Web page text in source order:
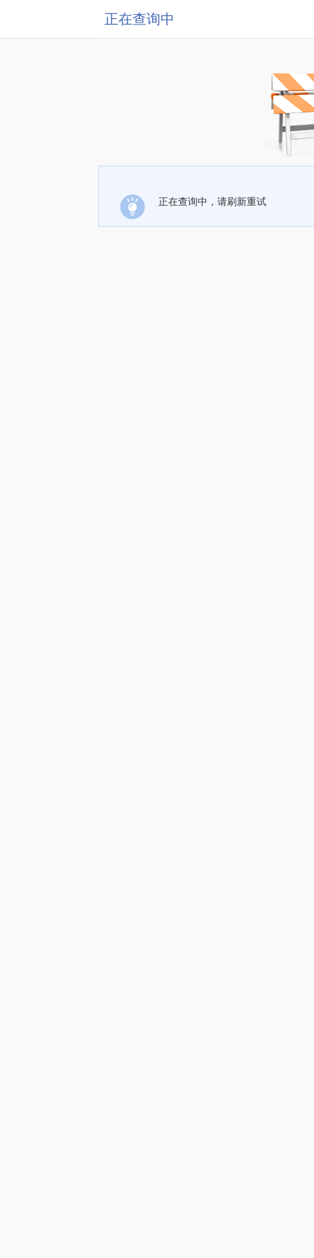
正在查询中
正在查询中，请刷新重试